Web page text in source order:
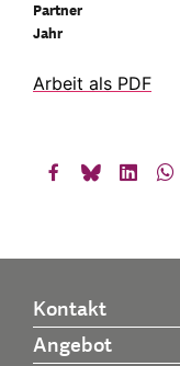
Partner
Jahr
Arbeit als PDF
Kontakt
Angebot